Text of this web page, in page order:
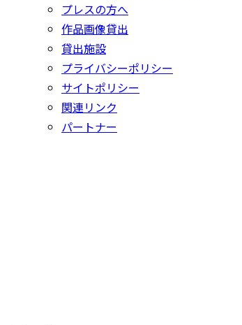
プレスの方へ
作品画像貸出
貸出施設
プライバシーポリシー
サイトポリシー
関連リンク
パートナー